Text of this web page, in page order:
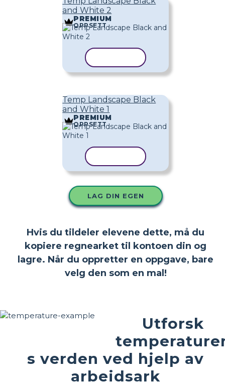
and White 2
PREMIUM
OPPSETT
Temp Landscape Black
and White 1
PREMIUM
OPPSETT
LAG DIN EGEN
Hvis du tildeler elevene dette, må du
kopiere regnearket til kontoen din og
lagre. Når du oppretter en oppgave, bare
velg den som en mal!
Utforsk
s verden ved hjelp av
arbeidsark